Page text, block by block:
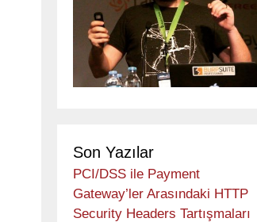
Son Yazılar
PCI/DSS ile Payment
Gateway’ler Arasındaki HTTP
Security Headers Tartışmaları